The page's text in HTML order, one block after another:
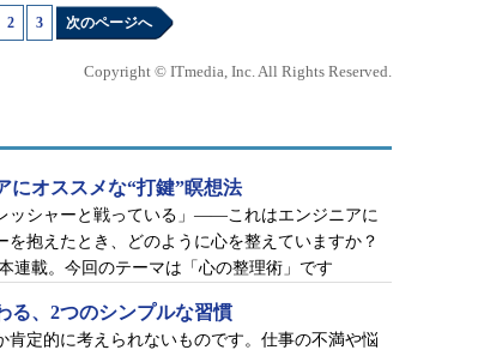
2 3 次のページへ
Copyright © ITmedia, Inc. All Rights Reserved.
オススメな“打鍵”瞑想法
ッシャーと戦っている」――これはエンジニアに
抱えたとき、どのように心を整えていますか？
連載。今回のテーマは「心の整理術」です
る、2つのシンプルな習慣
肯定的に考えられないものです。仕事の不満や悩